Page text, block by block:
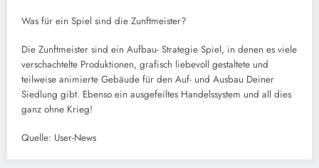
Was für ein Spiel sind die Zunftmeister?
Die Zunftmeister sind ein Aufbau- Strategie Spiel, in denen es viele
verschachtelte Produktionen, grafisch liebevoll gestaltete und
teilweise animierte Gebäude für den Auf- und Ausbau Deiner
Siedlung gibt. Ebenso ein ausgefeiltes Handelssystem und all dies
ganz ohne Krieg!
Quelle: User-News